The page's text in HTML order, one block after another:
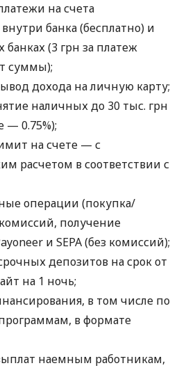
на счета
банка (бесплатно) и
банках (3 грн за платеж
суммы);
дохода на личную карту;
наличных до 30 тыс. грн
— 0.75%);
на счете — с
расчетом в соответствии с
операции (покупка/
получение
и SEPA (без комиссий);
депозитов на срок от
на 1 ночь;
в том числе по
в формате
наемным работникам,